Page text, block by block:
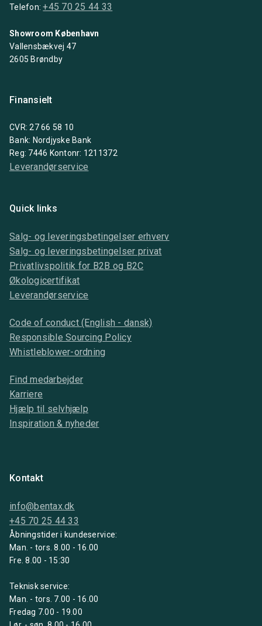
Telefon:+45 70 25 44 33
Showroom København
Vallensbækvej 47
2605 Brøndby
Finansielt
CVR: 27 66 58 10
Bank: Nordjyske Bank
Reg: 7446 Kontonr: 1211372
Leverandørservice
Quick links
Salg- og leveringsbetingelser erhverv
Salg- og leveringsbetingelser privat
Privatlivspolitik for B2B og B2C
Økologicertifikat
Leverandørservice
Code of conduct (English - dansk)
Responsible Sourcing Policy
Whistleblower-ordning
Find medarbejder
Karriere
Hjælp til selvhjælp
Inspiration & nyheder
Kontakt
info@bentax.dk
+45 70 25 44 33
Åbningstider i kundeservice:
Man. - tors. 8.00 - 16.00
Fre. 8.00 - 15:30
Teknisk service:
Man. - tors. 7.00 - 16.00
Fredag 7.00 - 19.00